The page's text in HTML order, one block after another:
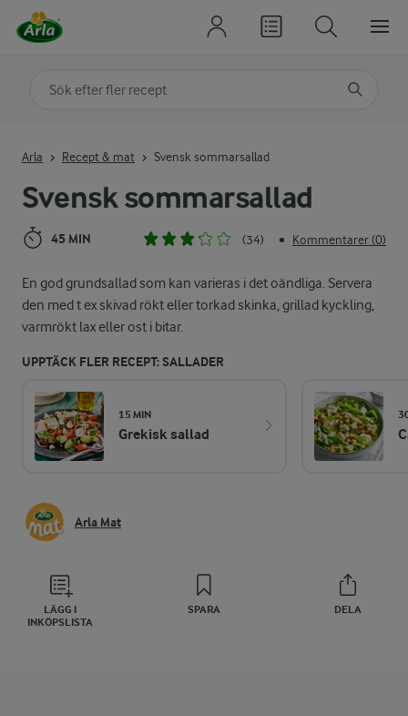
Svensk sommarsallad
45 MIN (34) • Kommentarer (0)
En god grundsallad som kan varieras i det oändliga. Servera
den med t ex skivad rökt eller torkad skinka, grillad kyckling,
varmrökt lax eller ost i bitar.
UPPTÄCK FLER RECEPT: SALLADER
15 MIN
Grekisk sallad
Arla Mat
LÄGG I
INKÖPSLISTA
SPARA DELA
Arla Recept & mat Svensk sommarsallad
Sök på kategori eller ingrediens